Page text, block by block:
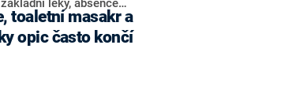
léky, absence
vyšetření cizinců z rizikových
problémů trápí české
pacienty léčí. Palčivá
příležitosti Světového dne
připadá na 24. března.
toaletní masakr a
opic často končí